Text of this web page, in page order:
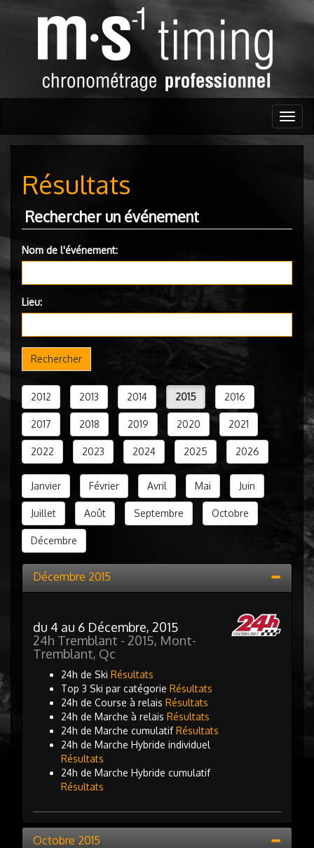
Résultats
Rechercher un événement
Nom de l'événement:
Lieu:
Rechercher
2012 2013 2014 2015 2016
2017 2018 2019 2020 2021
2022 2023 2024 2025 2026
Janvier Février Avril Mai Juin
Juillet Août Septembre Octobre
Décembre
Décembre 2015
du 4 au 6 Décembre, 2015
24h Tremblant - 2015, Mont-
Tremblant, Qc
24h de Ski Résultats
Top 3 Ski par catégorie Résultats
24h de Course à relais Résultats
24h de Marche à relais Résultats
24h de Marche cumulatifRésultats
24h de Marche Hybride individuel
Résultats
24h de Marche Hybride cumulatif
Résultats
Octobre 2015